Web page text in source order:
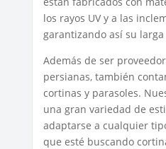
los rayos UV y a las
garantizando así su
Además de ser
persianas, también
cortinas y parasoles.
una gran variedad de
adaptarse a cualquier
que esté buscando